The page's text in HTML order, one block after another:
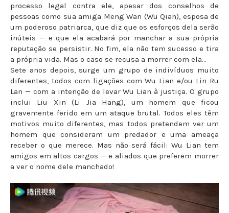
processo legal contra ele, apesar dos conselhos de
pessoas como sua amiga Meng Wan (Wu Qian), esposa de
um poderoso patriarca, que diz que os esforços dela serão
inúteis — e que ela acabará por manchar a sua própria
reputação se persistir. No fim, ela não tem sucesso e tira
a própria vida. Mas o caso se recusa a morrer com ela...
Sete anos depois, surge um grupo de indivíduos muito
diferentes, todos com ligações com Wu Lian e/ou Lin Ru
Lan — com a intenção de levar Wu Lian à justiça. O grupo
inclui Liu Xin (Li Jia Hang), um homem que ficou
gravemente ferido em um ataque brutal. Todos eles têm
motivos muito diferentes, mas todos pretendem ver um
homem que consideram um predador e uma ameaça
receber o que merece. Mas não será fácil: Wu Lian tem
amigos em altos cargos — e aliados que preferem morrer
a ver o nome dele manchado!